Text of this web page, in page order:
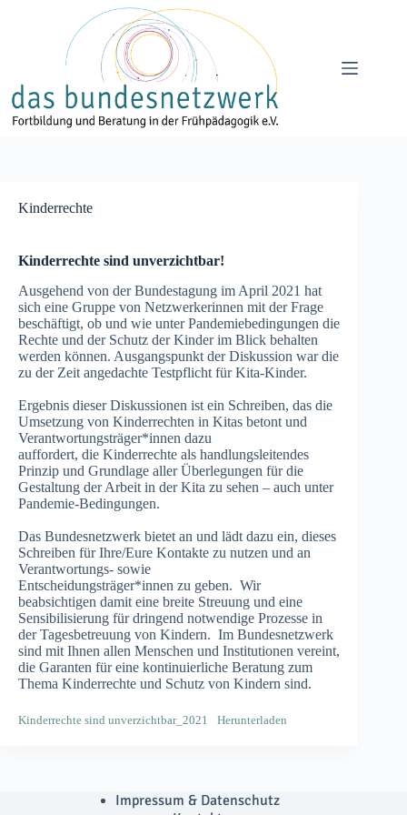
Kinderrechte
Kinderrechte sind unverzichtbar!
Ausgehend von der Bundestagung im April 2021 hat
sich eine Gruppe von Netzwerkerinnen mit der Frage
beschäftigt, ob und wie unter Pandemiebedingungen die
Rechte und der Schutz der Kinder im Blick behalten
werden können. Ausgangspunkt der Diskussion war die
zu der Zeit angedachte Testpflicht für Kita-Kinder.
Ergebnis dieser Diskussionen ist ein Schreiben, das die
Umsetzung von Kinderrechten in Kitas betont und
Verantwortungsträger*innen dazu
auffordert, die Kinderrechte als handlungsleitendes
Prinzip und Grundlage aller Überlegungen für die
Gestaltung der Arbeit in der Kita zu sehen – auch unter
Pandemie-Bedingungen.
Das Bundesnetzwerk bietet an und lädt dazu ein, dieses
Schreiben für Ihre/Eure Kontakte zu nutzen und an
Verantwortungs- sowie
Entscheidungsträger*innen zu geben. Wir
beabsichtigen damit eine breite Streuung und eine
Sensibilisierung für dringend notwendige Prozesse in
der Tagesbetreuung von Kindern. Im Bundesnetzwerk
sind mit Ihnen allen Menschen und Institutionen vereint,
die Garanten für eine kontinuierliche Beratung zum
Thema Kinderrechte und Schutz von Kindern sind.
Kinderrechte sind unverzichtbar_2021 Herunterladen
Impressum & Datenschutz